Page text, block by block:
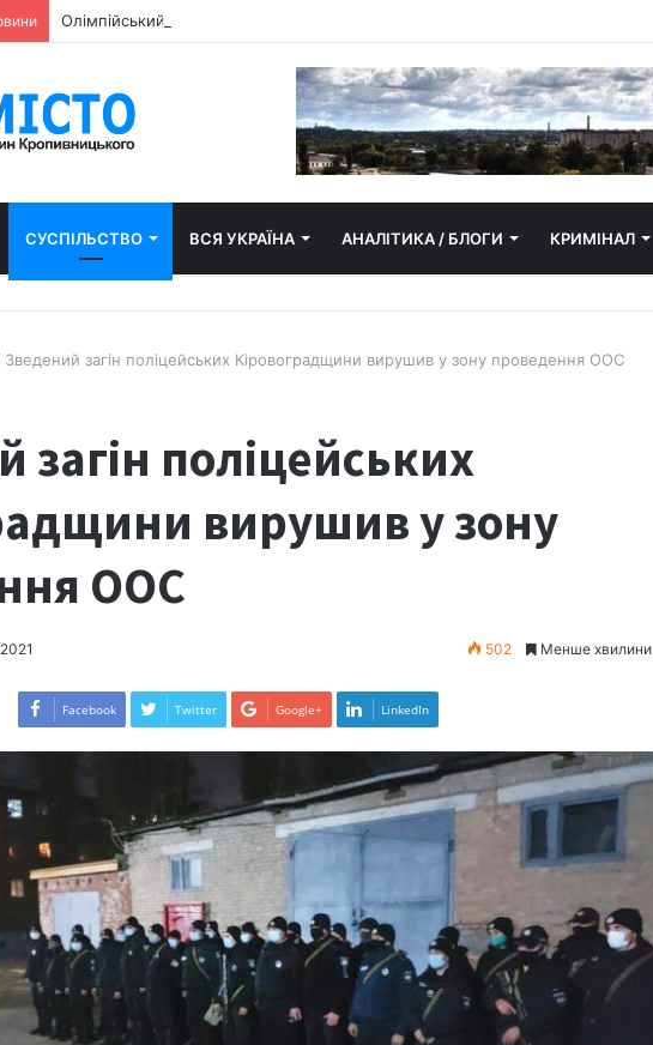
Олімпійський прапор замайорів у Кропивницькому
СУСПІЛЬСТВО ВСЯ УКРАЇНА АНАЛІТИКА / БЛОГИ КРИМІНАЛ
Зведений загін поліцейських Кіровоградщини вирушив у зону проведення ООС
загін поліцейських
вирушив у зону
ООС
502 Менше хвилини
Facebook Twitter Google+ LinkedIn